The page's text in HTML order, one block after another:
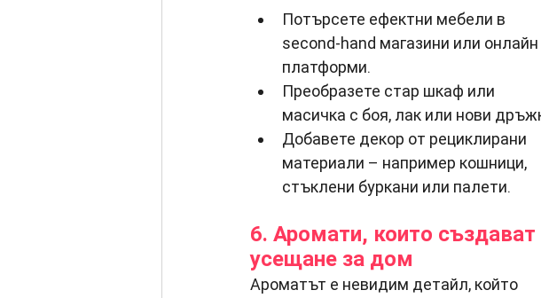
Потърсете ефектни мебели в
second-hand магазини или онлайн
платформи.
Преобразете стар шкаф или
масичка с боя, лак или нови
Добавете декор от рециклирани
материали – например кошници,
стъклени буркани или палети.
6. Аромати, които създават
усещане за дом
Ароматът е невидим детайл, който